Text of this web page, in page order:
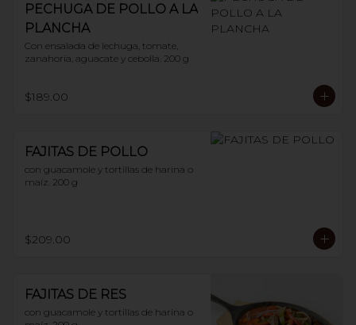
PECHUGA DE POLLO A LA
PLANCHA
Con ensalada de lechuga, tomate,
zanahoria, aguacate y cebolla. 200 g
$189.00
FAJITAS DE POLLO
con guacamole y tortillas de harina o
maíz. 200 g
$209.00
FAJITAS DE RES
con guacamole y tortillas de harina o